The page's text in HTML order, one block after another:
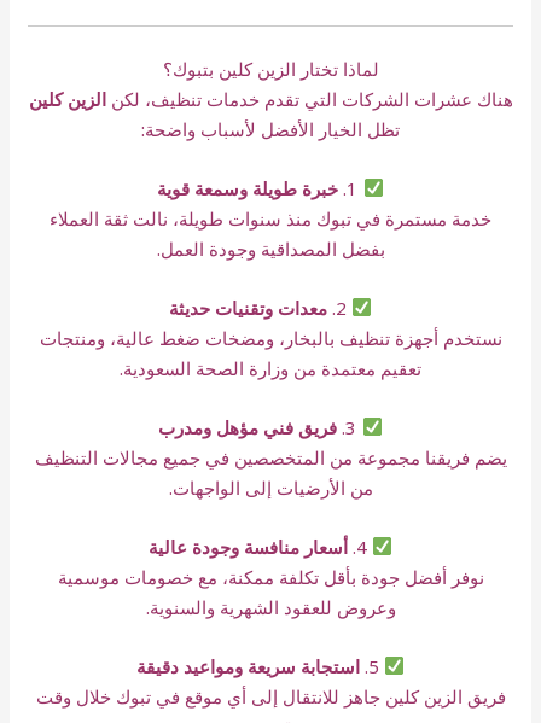
لماذا تختار الزين كلين بتبوك؟
هناك عشرات الشركات التي تقدم خدمات تنظيف، لكنالزين كلين
تظل الخيار الأفضل لأسباب واضحة:
خبرة طويلة وسمعة قوية
خدمة مستمرة في تبوك منذ سنوات طويلة، نالت ثقة العملاء
بفضل المصداقية وجودة العمل.
معدات وتقنيات حديثة
نستخدم أجهزة تنظيف بالبخار، ومضخات ضغط عالية، ومنتجات
تعقيم معتمدة من وزارة الصحة السعودية.
فريق فني مؤهل ومدرب
يضم فريقنا مجموعة من المتخصصين في جميع مجالات التنظيف
من الأرضيات إلى الواجهات.
4.
أسعار منافسة وجودة عالية
نوفر أفضل جودة بأقل تكلفة ممكنة، مع خصومات موسمية
وعروض للعقود الشهرية والسنوية.
استجابة سريعة ومواعيد دقيقة
فريق الزين كلين جاهز للانتقال إلى أي موقع في تبوك خلال وقت